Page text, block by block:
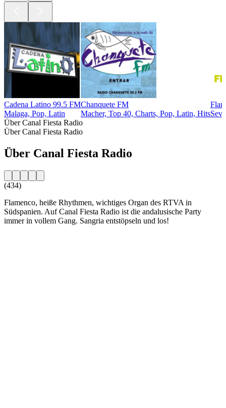
Cadena Latino 99.5 FM
Malaga, Pop, Latin
Chanquete FM
Macher, Top 40, Charts, Pop, Latin, Hits
Über Canal Fiesta Radio
Über Canal Fiesta Radio
Über Canal Fiesta Radio
(434)
Flamenco, heiße Rhythmen, wichtiges Organ des RTVA in
Südspanien. Auf Canal Fiesta Radio ist die andalusische Party
immer in vollem Gang. Sangria entstöpseln und los!